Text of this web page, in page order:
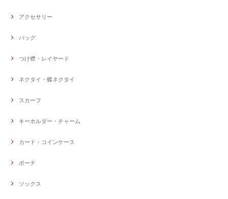
アクセサリー
バッグ
つけ襟・レイヤード
ネクタイ・蝶ネクタイ
スカーフ
キーホルダー・チャーム
カード・コインケース
ポーチ
ソックス